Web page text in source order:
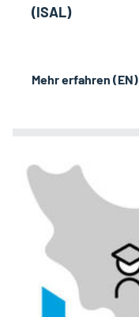
(ISAL)
Mehr erfahren (EN)